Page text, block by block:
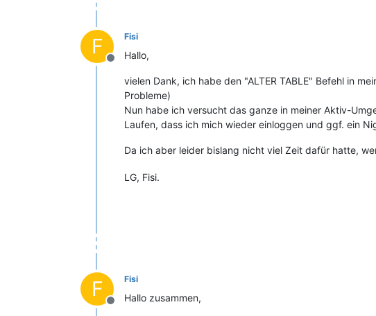
F
Offline
Fisi
Hallo,
vielen Dank, ich habe den "ALTER TABLE" Befehl in
Probleme)
Nun habe ich versucht das ganze in meiner Aktiv-
Laufen, dass ich mich wieder einloggen und ggf. ein
Da ich aber leider bislang nicht viel Zeit dafür hatte,
LG, Fisi.
F
Offline
Fisi
Hallo zusammen,